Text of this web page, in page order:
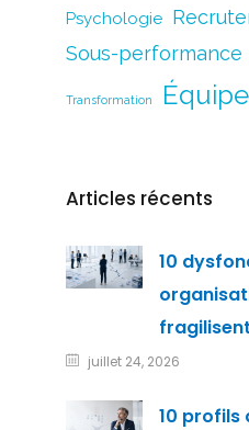
Psychologie
Sous-performance
Transformation
Articles récents
10
juillet 24, 2026
10 profils